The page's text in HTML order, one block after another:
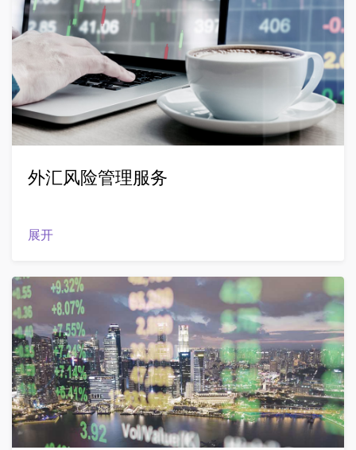
外汇风险管理服务
展开